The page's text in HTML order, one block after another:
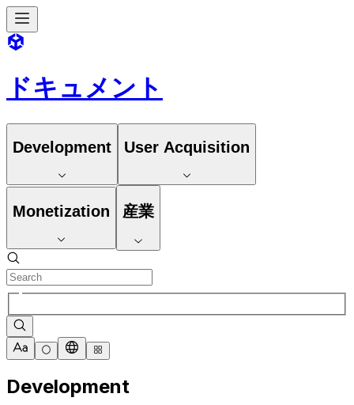
ドキュメント
Development User Acquisition
Monetization 産業
Development